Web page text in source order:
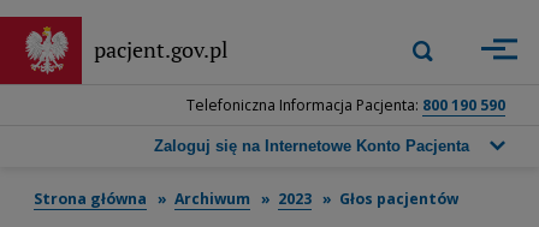
głównej
treści
pacjent.gov.pl
górna
Wpisz
frazę,
którą
wyszukać,
Zastosuj
Telefoniczna Informacja Pacjenta: 800 190 590
Zaloguj się na Internetowe Konto Pacjenta
Strona główna Archiwum 2023 Głos pacjentów